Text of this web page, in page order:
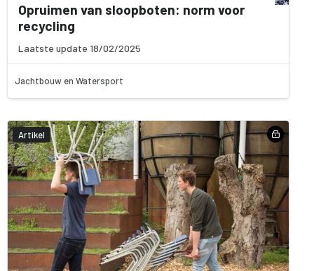
Opruimen van sloopboten: norm voor
recycling
Laatste update 18/02/2025
Jachtbouw en Watersport
Artikel